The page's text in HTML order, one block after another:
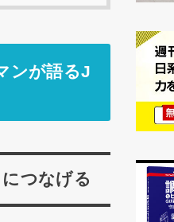
ンが語るJ
つなげる